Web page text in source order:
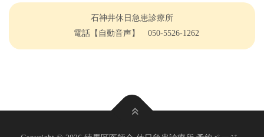
石神井休日急患診療所
電話【自動音声】 050-5526-1262